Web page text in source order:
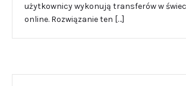
użytkownicy wykonują transferów w
online. Rozwiązanie ten […]